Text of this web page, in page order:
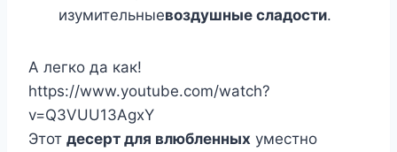
изумительныевоздушные сладости.
А легко да как!
https://www.youtube.com/watch?
v=Q3VUU13AgxY
Этот десерт для влюбленных уместно